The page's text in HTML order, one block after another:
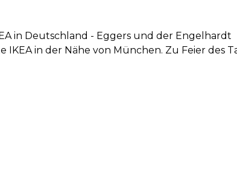
in Deutschland - Eggers und der Engelhardt
in der Nähe von München. Zu Feier des